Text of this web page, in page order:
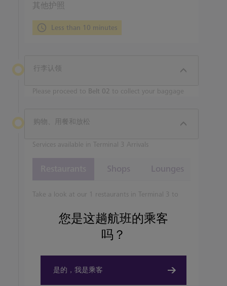
其他护照
Less than 10 minutes
行李认领
Please proceed to Belt 02 to collect your baggage
购物、用餐和放松
Services available in Terminal 3 Arrivals
Shops Lounges
Take a look at our 1 restaurants in Terminal 3 to
您是这趟航班的乘客
吗？
是的，我是乘客